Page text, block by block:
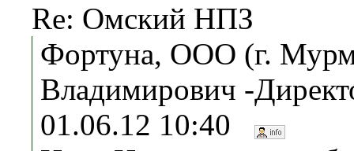
Re: Омский НПЗ
Фортуна, ООО (г.
Владимирович -
01.06.12 10:40